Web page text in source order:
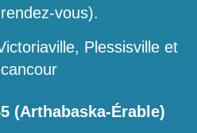
vous).
Plessisville et
(Arthabaska-Érable)